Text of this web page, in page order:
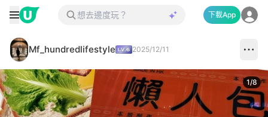
下載App
Mf_hundredlifestyle 2025/12/11
1/8